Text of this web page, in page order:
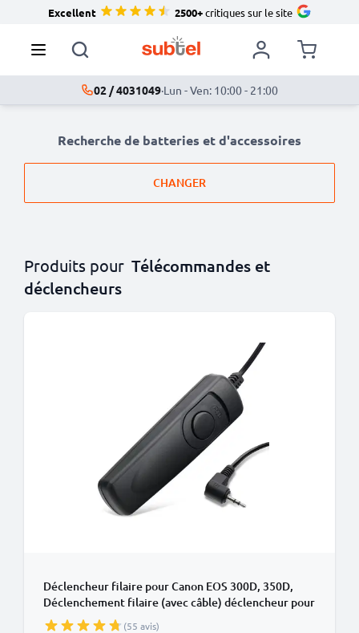
Excellent 2500+critiques sur le site
02 / 4031049·Lun - Ven: 10:00 - 21:00
Recherche de batteries et d'accessoires
CHANGER
Produits pour Télécommandes et
déclencheurs
Déclencheur filaire pour Canon EOS 300D, 350D,
Déclenchement filaire (avec câble) déclencheur pour
appareil photo de CELLONIC
(55 avis)